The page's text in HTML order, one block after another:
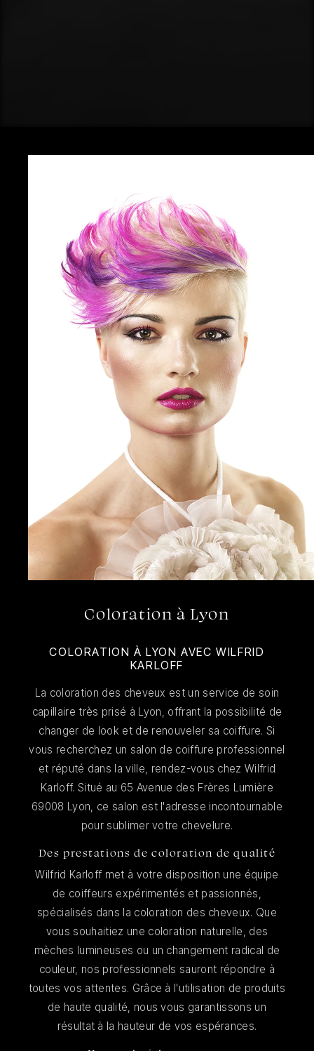
Coloration à Lyon
COLORATION À LYON AVEC WILFRID
KARLOFF
La coloration des cheveux est un service de soin
capillaire très prisé à Lyon, offrant la possibilité de
changer de look et de renouveler sa coiffure. Si
vous recherchez un salon de coiffure professionnel
et réputé dans la ville, rendez-vous chez Wilfrid
Karloff. Situé au 65 Avenue des Frères Lumière
69008 Lyon, ce salon est l'adresse incontournable
pour sublimer votre chevelure.
Des prestations de coloration de qualité
Wilfrid Karloff met à votre disposition une équipe
de coiffeurs expérimentés et passionnés,
spécialisés dans la coloration des cheveux. Que
vous souhaitiez une coloration naturelle, des
mèches lumineuses ou un changement radical de
couleur, nos professionnels sauront répondre à
toutes vos attentes. Grâce à l'utilisation de produits
de haute qualité, nous vous garantissons un
résultat à la hauteur de vos espérances.